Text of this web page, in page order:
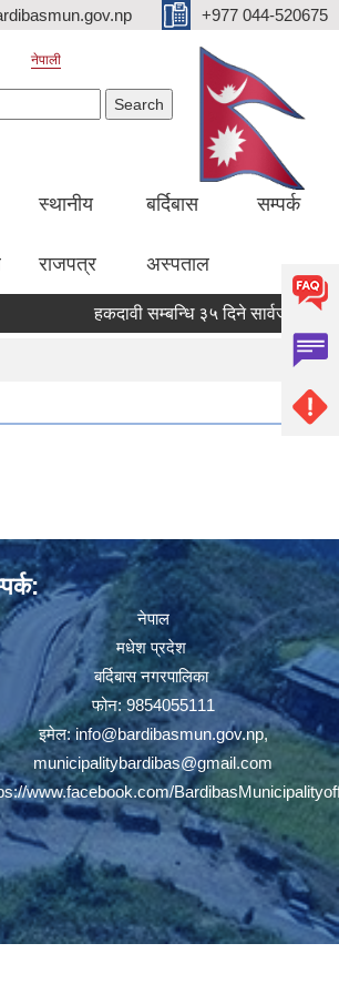
+977 044-520675
नेपाली
स्थानीय
राजपत्र
बर्दिबास
अस्पताल
सम्पर्क
हकदावी सम्बन्धि ३५ दिने सार्वजनिक सूचना
नेपाल
मधेश प्रदेश
बर्दिबास नगरपालिका
फोन: 9854055111
इमेल:info@bardibasmun.gov.np,
municipalitybardibas@gmail.com
www.facebook.com/